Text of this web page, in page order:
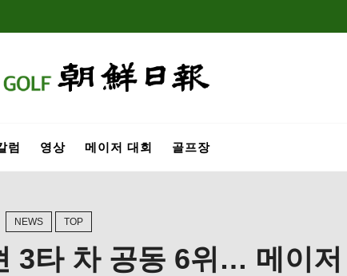
럼 영상 메이저 대회 골프장
NEWS TOP
3타 차 공동 6위… 메이저